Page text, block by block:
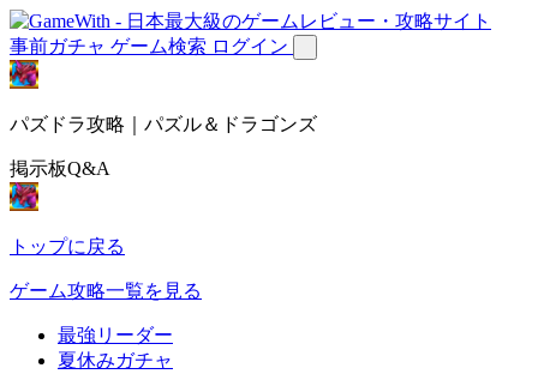
事前ガチャ ゲーム検索 ログイン
パズドラ攻略｜パズル＆ドラゴンズ
掲示板Q&A
トップに戻る
ゲーム攻略一覧を見る
最強リーダー
夏休みガチャ